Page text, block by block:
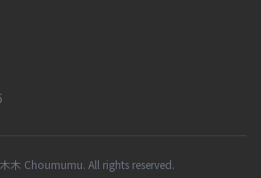
木 Choumumu. All rights reserved.